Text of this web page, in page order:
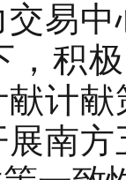
易
积
计
南